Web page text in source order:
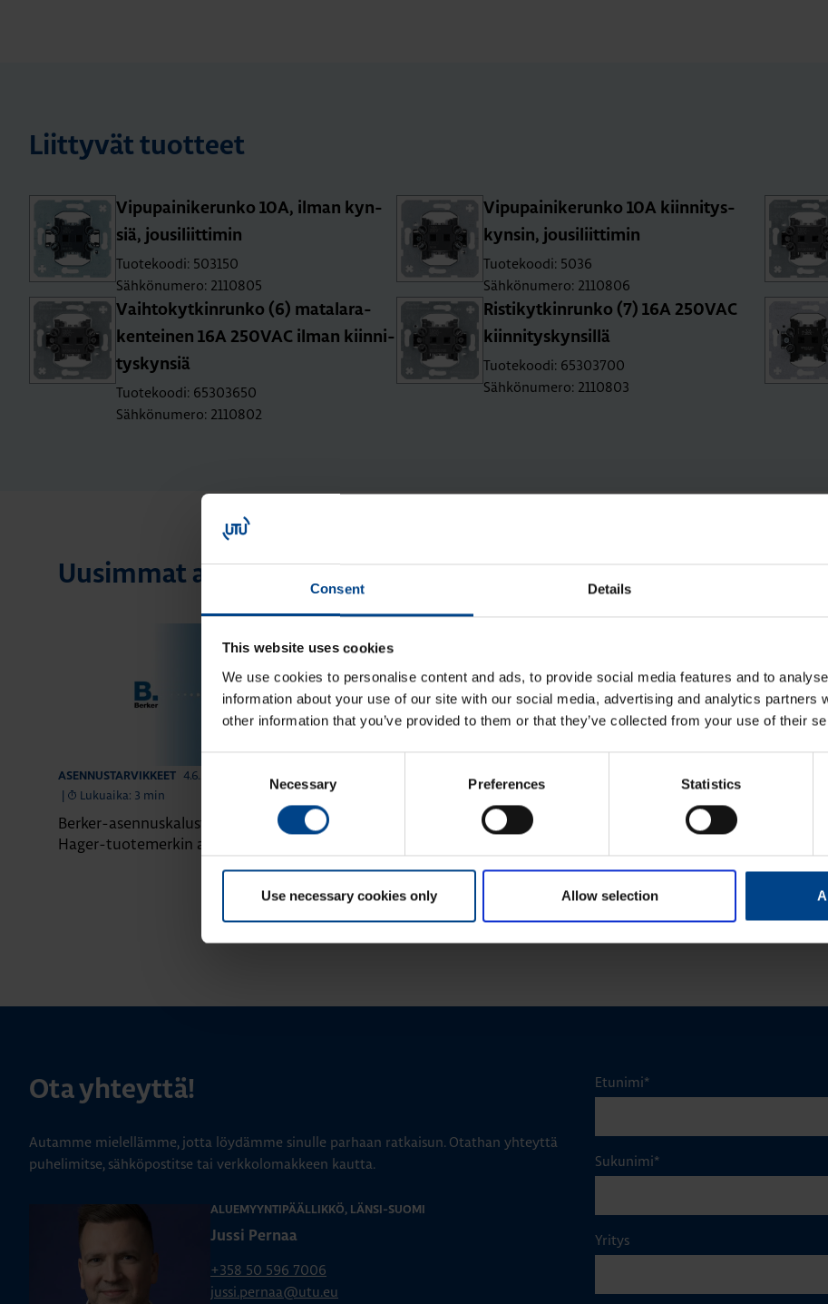
Consent Details
This website uses cookies
We use cookies to personalise content and ads, to provide social media features and to
information about your use of our site with our social media, advertising and analytics partners
other information that you’ve provided to them or that they’ve collected from your use of their
Consent
Necessary Preferences Statistics
Use necessary cookies only Allow selection
Liittyvät tuotteet
Vi­pu­pai­ni­ke­run­ko 10A, ilman kyn­
siä, jousi­liit­ti­min
Tuotekoodi: 503150
Sähkönumero: 2110805
Vi­pu­pai­ni­ke­run­ko 10A kiin­ni­tys­
kyn­sin, jousi­liit­ti­min
Tuotekoodi: 5036
Sähkönumero: 2110806
Vaih­to­kyt­kin­run­ko (6) ma­ta­la­ra­
ken­tei­nen 16A 250­VAC ilman kiin­ni­
tys­kyn­siä
Tuotekoodi: 65303650
Sähkönumero: 2110802
Ris­ti­kyt­kin­run­ko (7) 16A 250­VAC
kiin­ni­tys­kyn­sil­lä
Tuotekoodi: 65303700
Sähkönumero: 2110803
Uusimmat artikkelit aiheesta Asennustarvikkeet
ASENNUSTARVIKKEET
4.6.2026
|
Lukuaika: 3 min
Berker-asennuskalusteet siirtyvät
Hager-tuotemerkin alle
24.11.2025
Domovea – älykodin toiminnot
ASENNUSTARVIKKEET
24.11.2025
Matter – uusi älykotistandardi
Ota yhteyttä!
Autamme mielellämme, jotta löydämme sinulle parhaan ratkaisun. Otathan yhteyttä
puhelimitse, sähköpostitse tai verkkolomakkeen kautta.
ALUEMYYNTIPÄÄLLIKKÖ, LÄNSI-SUOMI
Jussi Pernaa
+358 50 596 7006
jussi.pernaa@utu.eu
Etunimi*
Sukunimi*
Yritys